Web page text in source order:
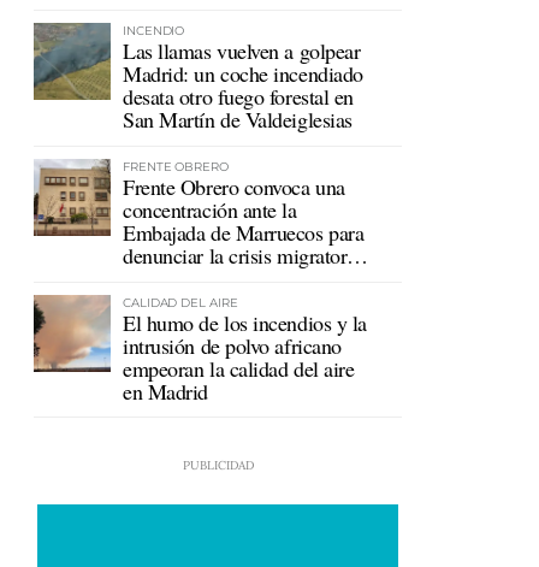
INCENDIO
Las llamas vuelven a golpear
Madrid: un coche incendiado
desata otro fuego forestal en
San Martín de Valdeiglesias
FRENTE OBRERO
Frente Obrero convoca una
concentración ante la
Embajada de Marruecos para
denunciar la crisis migratoria
CALIDAD DEL AIRE
El humo de los incendios y la
intrusión de polvo africano
empeoran la calidad del aire
en Madrid